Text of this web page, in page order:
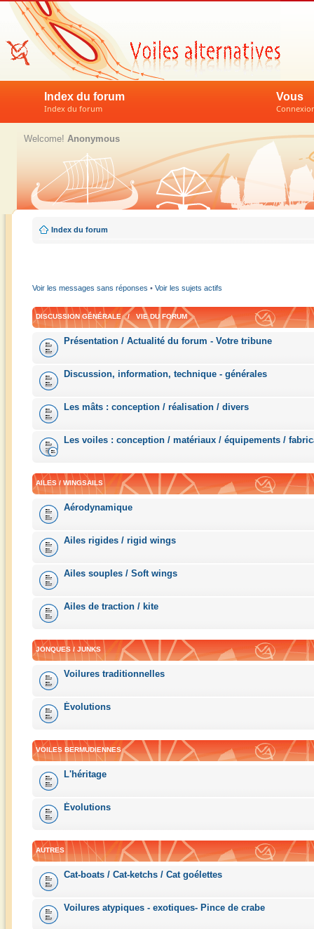
Index du forum
Index du forum
Vous
Welcome! Anonymous
Index du forum
Voir les messages sans réponses • Voir les sujets actifs
DISCUSSION GÉNÉRALE / VIE DU FORUM
Présentation / Actualité du forum - Votre tribune
Discussion, information, technique - générales
Les mâts : conception / réalisation / divers
Les voiles : conception / matériaux / équipements /
AILES / WINGSAILS
Aérodynamique
Ailes rigides / rigid wings
Ailes souples / Soft wings
Ailes de traction / kite
JONQUES / JUNKS
Voilures traditionnelles
Évolutions
VOILES BERMUDIENNES
L'héritage
Évolutions
AUTRES
Cat-boats / Cat-ketchs / Cat goélettes
Voilures atypiques - exotiques- Pince de crabe